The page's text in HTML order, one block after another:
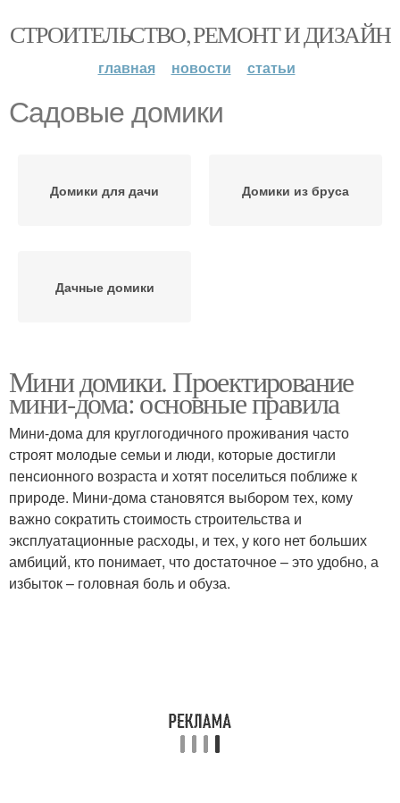
СТРОИТЕЛЬСТВО, РЕМОНТ И ДИЗАЙН
главная новости статьи
Садовые домики
Домики для дачи Домики из бруса
Дачные домики
Мини домики. Проектирование
мини-дома: основные правила
Мини-дома для круглогодичного проживания часто
строят молодые семьи и люди, которые достигли
пенсионного возраста и хотят поселиться поближе к
природе. Мини-дома становятся выбором тех, кому
важно сократить стоимость строительства и
эксплуатационные расходы, и тех, у кого нет больших
амбиций, кто понимает, что достаточное – это удобно, а
избыток – головная боль и обуза.